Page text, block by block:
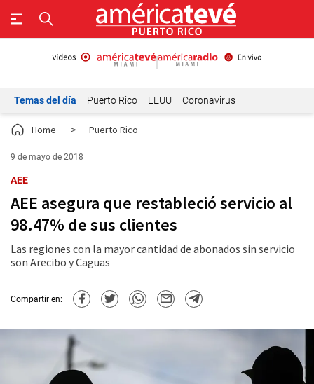
Temas del día Puerto Rico EEUU Coronavirus
Home > Puerto Rico
9 de mayo de 2018
AEE
AEE asegura que restableció servicio al
98.47% de sus clientes
Las regiones con la mayor cantidad de abonados sin servicio
son Arecibo y Caguas
Compartir en: